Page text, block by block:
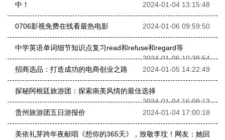
中！
2024-01-04 13:15:48
0706影视免费在线看最热电影 2024-01-06 09:59:50
中学英语单词细节知识点复习read和refuse和regard等
2024-01-06 10:38:54
招商选品：打造成功的电商创业之路
2024-01-05 14:22:49
探秘阿根廷旅游团：探索南美风情的最佳选择
2024-01-04 16:08:13
贵州旅游团五日游报价
2024-01-04 17:00:18
美依礼芽跨年夜献唱《想你的365天》，致敬李玟！网友：她回